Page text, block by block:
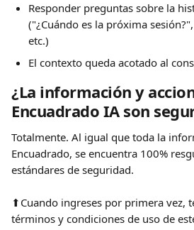
Responder preguntas sobre la
("¿Cuándo es la próxima
etc.)
El contexto queda acotado al
¿La información y
Encuadrado IA son
Totalmente. Al igual que toda la
Encuadrado, se encuentra 100%
estándares de seguridad.
⬆Cuando ingreses por primera vez,
términos y condiciones de uso de